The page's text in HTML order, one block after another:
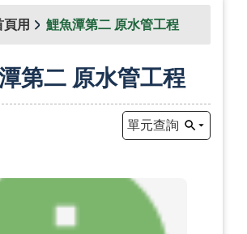
頁用 鯉魚潭第二 原水管工程
第二 原水管工程
單元查詢